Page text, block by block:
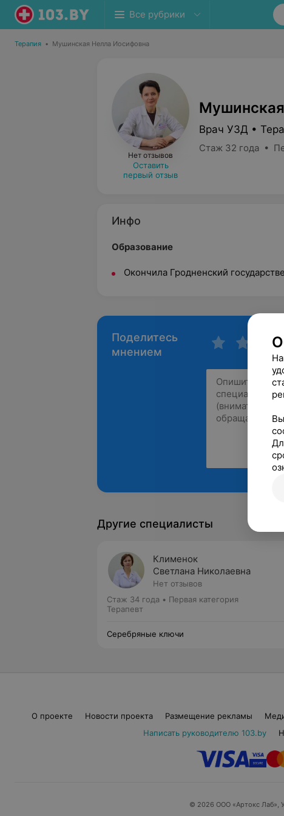
Все рубрики
Терапия • Мушинская Нелла Иосифовна
Нет отзывов
Оставить
первый отзыв
Врач УЗД •
Стаж 32 года •
Инфо
Образование
Окончила Гродненский
Поделитесь
мнением
Другие специалисты
Клименок
Светлана Николаевна
Нет отзывов
Стаж 34 года • Первая категория
Терапевт
Серебряные ключи
О проекте Новости проекта Размещение рекламы
Написать руководителю 103.by
© 2026 ООО «Артокс Лаб»,